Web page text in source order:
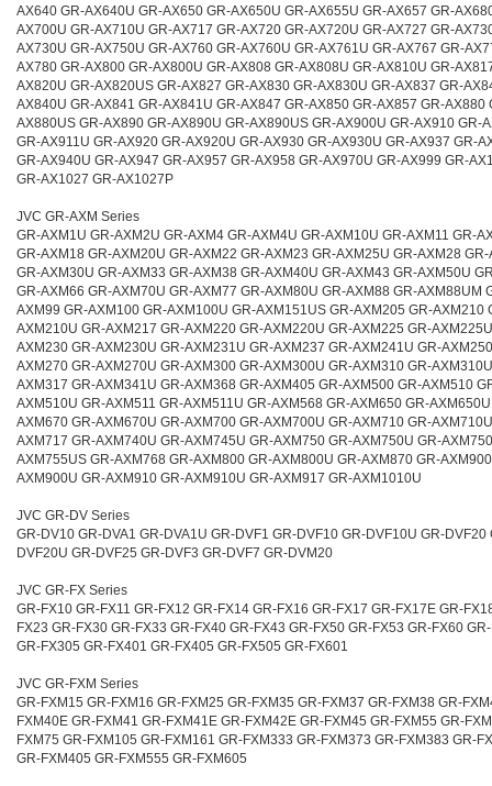
AX640 GR-AX640U GR-AX650 GR-AX650U GR-AX655U GR-AX657 GR-
AX700U GR-AX710U GR-AX717 GR-AX720 GR-AX720U GR-AX727 GR-
AX730U GR-AX750U GR-AX760 GR-AX760U GR-AX761U GR-AX767 GR-
AX780 GR-AX800 GR-AX800U GR-AX808 GR-AX808U GR-AX810U GR-
AX820U GR-AX820US GR-AX827 GR-AX830 GR-AX830U GR-AX837 GR-
AX840U GR-AX841 GR-AX841U GR-AX847 GR-AX850 GR-AX857 GR-AX880
AX880US GR-AX890 GR-AX890U GR-AX890US GR-AX900U GR-AX910 GR-
GR-AX911U GR-AX920 GR-AX920U GR-AX930 GR-AX930U GR-AX937 GR-
GR-AX940U GR-AX947 GR-AX957 GR-AX958 GR-AX970U GR-AX999 GR-
GR-AX1027 GR-AX1027P
JVC GR-AXM Series
GR-AXM1U GR-AXM2U GR-AXM4 GR-AXM4U GR-AXM10U GR-AXM11 GR-
GR-AXM18 GR-AXM20U GR-AXM22 GR-AXM23 GR-AXM25U GR-AXM28
GR-AXM30U GR-AXM33 GR-AXM38 GR-AXM40U GR-AXM43 GR-AXM50U
GR-AXM66 GR-AXM70U GR-AXM77 GR-AXM80U GR-AXM88 GR-AXM88UM
AXM99 GR-AXM100 GR-AXM100U GR-AXM151US GR-AXM205 GR-AXM210
AXM210U GR-AXM217 GR-AXM220 GR-AXM220U GR-AXM225 GR-
AXM230 GR-AXM230U GR-AXM231U GR-AXM237 GR-AXM241U GR-
AXM270 GR-AXM270U GR-AXM300 GR-AXM300U GR-AXM310 GR-
AXM317 GR-AXM341U GR-AXM368 GR-AXM405 GR-AXM500 GR-AXM510
AXM510U GR-AXM511 GR-AXM511U GR-AXM568 GR-AXM650 GR-
AXM670 GR-AXM670U GR-AXM700 GR-AXM700U GR-AXM710 GR-
AXM717 GR-AXM740U GR-AXM745U GR-AXM750 GR-AXM750U GR-
AXM755US GR-AXM768 GR-AXM800 GR-AXM800U GR-AXM870 GR-
AXM900U GR-AXM910 GR-AXM910U GR-AXM917 GR-AXM1010U
JVC GR-DV Series
GR-DV10 GR-DVA1 GR-DVA1U GR-DVF1 GR-DVF10 GR-DVF10U GR-DVF20
DVF20U GR-DVF25 GR-DVF3 GR-DVF7 GR-DVM20
JVC GR-FX Series
GR-FX10 GR-FX11 GR-FX12 GR-FX14 GR-FX16 GR-FX17 GR-FX17E GR-
FX23 GR-FX30 GR-FX33 GR-FX40 GR-FX43 GR-FX50 GR-FX53 GR-FX60
GR-FX305 GR-FX401 GR-FX405 GR-FX505 GR-FX601
JVC GR-FXM Series
GR-FXM15 GR-FXM16 GR-FXM25 GR-FXM35 GR-FXM37 GR-FXM38 GR-
FXM40E GR-FXM41 GR-FXM41E GR-FXM42E GR-FXM45 GR-FXM55 GR-
FXM75 GR-FXM105 GR-FXM161 GR-FXM333 GR-FXM373 GR-FXM383 GR-
GR-FXM405 GR-FXM555 GR-FXM605